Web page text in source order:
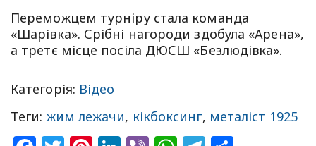
Переможцем турніру стала команда
«Шарівка». Срібні нагороди здобула «Арена»,
а третє місце посіла ДЮСШ «Безлюдівка».
Категорія: Відео
Теги: жим лежачи, кікбоксинг, металіст 1925